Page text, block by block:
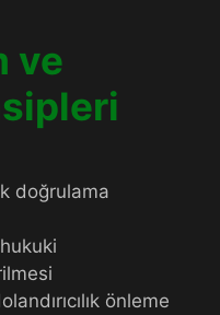
ve
doğrulama
önleme